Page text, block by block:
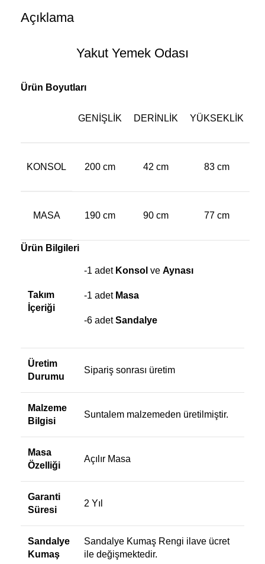
Açıklama
Yakut Yemek Odası
Ürün Boyutları
GENIŞLIK DERINLIK YÜKSEKLIK
KONSOL 200 cm 42 cm 83 cm
MASA 190 cm 90 cm 77 cm
Ürün Bilgileri
Takım
İçeriği
-1 adet Konsol ve Aynası
-1 adet Masa
-6 adetSandalye
Üretim
Durumu
Sipariş sonrası üretim
Malzeme
Bilgisi
Suntalem malzemeden üretilmiştir.
Masa
Özelliği
Açılır Masa
Garanti
Süresi
2 Yıl
Sandalye
Kumaş
Sandalye Kumaş Rengi ilave ücret
ile değişmektedir.